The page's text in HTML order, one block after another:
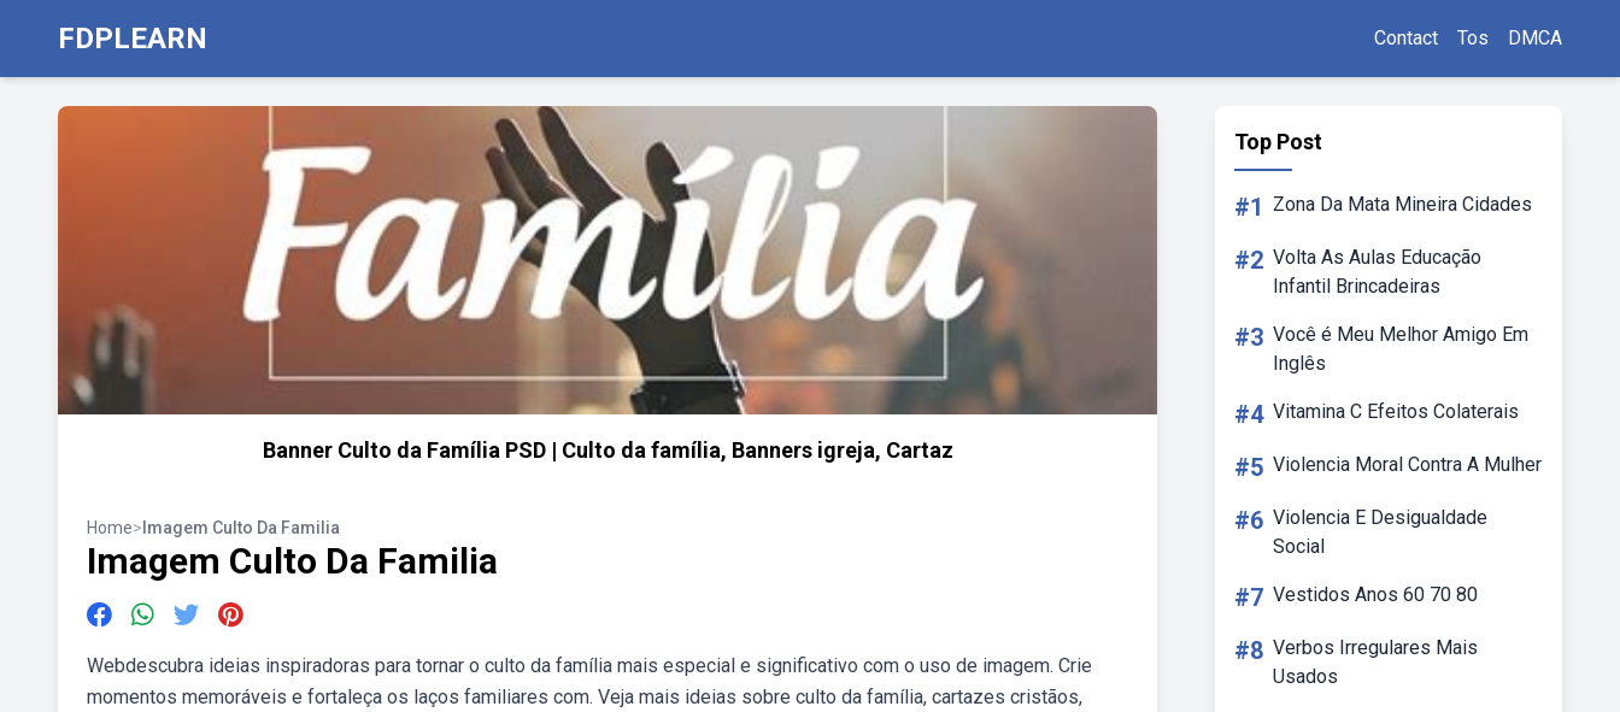
FDPLEARN Contact Tos DMCA
Banner Culto da Família PSD | Culto da família, Banners igreja, Cartaz
Home> Imagem Culto Da Familia
Imagem Culto Da Familia
Webdescubra ideias inspiradoras para tornar o culto da família mais especial e significativo com o uso de imagem. Crie
momentos memoráveis e fortaleça os laços familiares com. Veja mais ideias sobre culto da família, cartazes cristãos,
Top Post
#1 Zona Da Mata Mineira Cidades
#2 Volta As Aulas Educação
Infantil Brincadeiras
#3 Você é Meu Melhor Amigo Em
Inglês
#4 Vitamina C Efeitos Colaterais
#5 Violencia Moral Contra A Mulher
#6 Violencia E Desigualdade
Social
#7 Vestidos Anos 60 70 80
#8 Verbos Irregulares Mais
Usados